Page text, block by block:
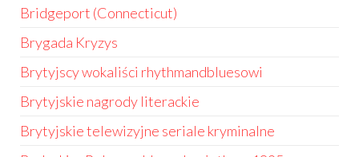
Bridgeport (Connecticut)
Brygada Kryzys
Brytyjscy wokaliści rhythmandbluesowi
Brytyjskie nagrody literackie
Brytyjskie telewizyjne seriale kryminalne